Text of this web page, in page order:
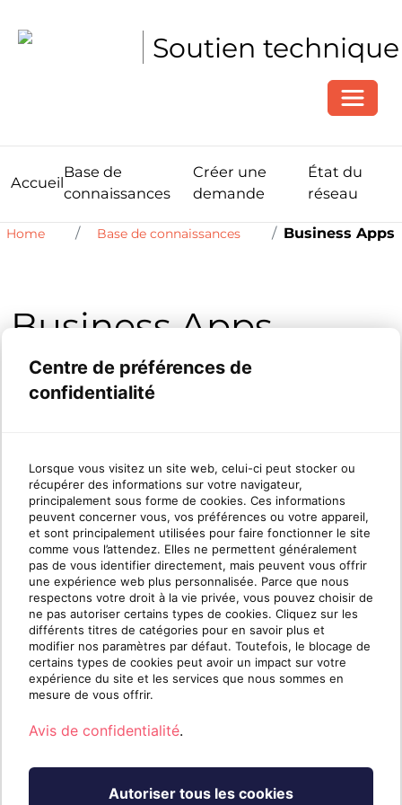
Soutien technique
Accueil
Base de
connaissances
Créer une
demande
État du
réseau
Home Base de connaissances Business Apps
Business Apps
pour cette catégorie.
Centre de préférences de
confidentialité
Lorsque vous visitez un site web, celui-ci peut stocker ou
récupérer des informations sur votre navigateur,
principalement sous forme de cookies. Ces informations
peuvent concerner vous, vos préférences ou votre appareil,
et sont principalement utilisées pour faire fonctionner le site
comme vous l’attendez. Elles ne permettent généralement
pas de vous identifier directement, mais peuvent vous offrir
une expérience web plus personnalisée. Parce que nous
respectons votre droit à la vie privée, vous pouvez choisir de
ne pas autoriser certains types de cookies. Cliquez sur les
différents titres de catégories pour en savoir plus et
modifier nos paramètres par défaut. Toutefois, le blocage de
certains types de cookies peut avoir un impact sur votre
expérience du site et les services que nous sommes en
mesure de vous offrir.
Avis de confidentialité.
Autoriser tous les cookies